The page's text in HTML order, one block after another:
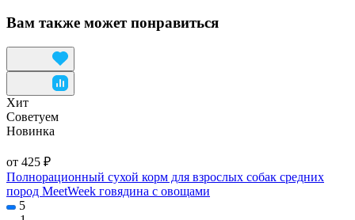
Вам также может понравиться
Хит
Советуем
Новинка
от 425 ₽
Полнорационный сухой корм для взрослых собак средних
пород MeetWeek говядина с овощами
5